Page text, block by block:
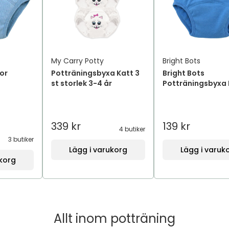
3 butiker
My Carry Potty
Potträningsbyxa Katt 3
st storlek 3-4 år
339 kr 4 butiker
Lägg i varukorg
Bright Bots
Bright Bots
Potträningsbyxa
139 kr
Lägg i
Allt inom potträning